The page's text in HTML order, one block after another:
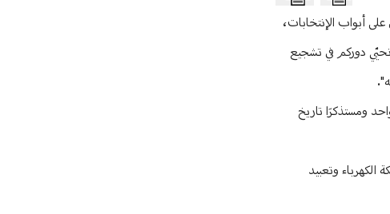
أبواب الإنتخابات،
دوركم في تشجيع
ومستذكرَا تاريخ
وتعبيد